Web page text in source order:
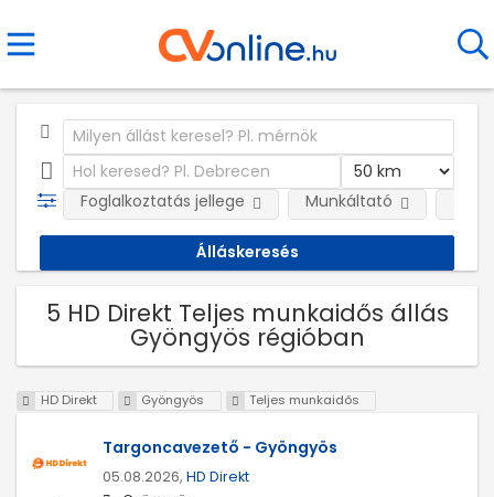
Foglalkoztatás jellege Munkáltató
5 HD Direkt Teljes munkaidős állás
Gyöngyös régióban
HD Direkt Gyöngyös Teljes munkaidős
Targoncavezető - Gyöngyös
05.08.2026, HD Direkt